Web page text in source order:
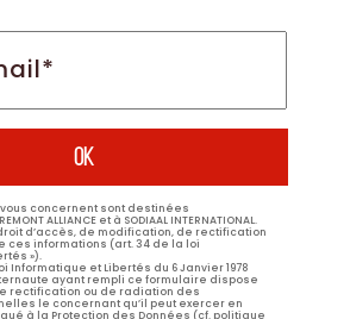
concernent sont destinées
ALLIANCE et à SODIAAL INTERNATIONAL.
d’accès, de modification, de rectification
ces informations (art. 34 de la loi
»).
Informatique et Libertés du 6 Janvier 1978
ayant rempli ce formulaire dispose
rectification ou de radiation des
le concernant qu’il peut exercer en
à la Protection des Données (cf. politique